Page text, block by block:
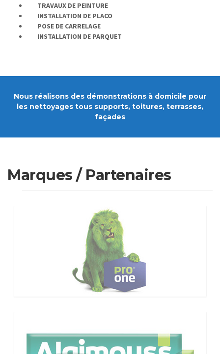
TRAVAUX DE PEINTURE
INSTALLATION DE PLACO
POSE DE CARRELAGE
INSTALLATION DE PARQUET
Nous réalisons des démonstrations à domicile pour
les nettoyages tous supports, toitures, terrasses,
façades
Marques / Partenaires